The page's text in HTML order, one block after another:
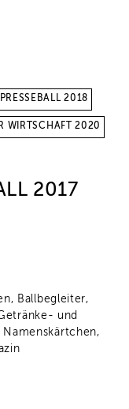
2018
WIRTSCHAFT 2020
2017
Ballbegleiter,
und